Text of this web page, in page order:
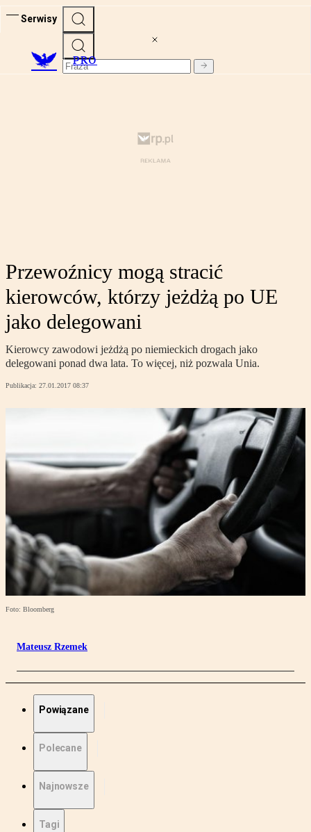
Serwisy
PRO
Przewoźnicy mogą stracić
kierowców, którzy jeżdżą po UE
jako delegowani
Kierowcy zawodowi jeżdżą po niemieckich drogach jako
delegowani ponad dwa lata. To więcej, niż pozwala Unia.
Publikacja: 27.01.2017 08:37
Foto: Bloomberg
Mateusz Rzemek
Powiązane
Polecane
Najnowsze
Tagi